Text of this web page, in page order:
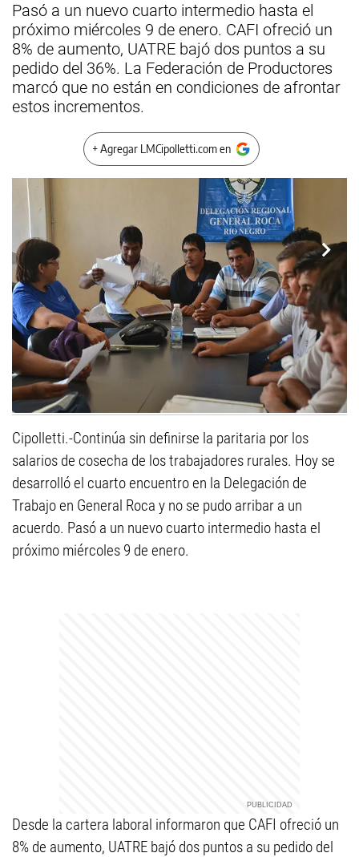
Pasó a un nuevo cuarto intermedio hasta el
próximo miércoles 9 de enero. CAFI ofreció un
8% de aumento, UATRE bajó dos puntos a su
pedido del 36%. La Federación de Productores
marcó que no están en condiciones de afrontar
estos incrementos.
+ Agregar LMCipolletti.com en
Cipolletti.-Continúa sin definirse la paritaria por los
salarios de cosecha de los trabajadores rurales. Hoy se
desarrolló el cuarto encuentro en la Delegación de
Trabajo en General Roca y no se pudo arribar a un
acuerdo. Pasó a un nuevo cuarto intermedio hasta el
próximo miércoles 9 de enero.
Desde la cartera laboral informaron que CAFI ofreció un
8% de aumento, UATRE bajó dos puntos a su pedido del